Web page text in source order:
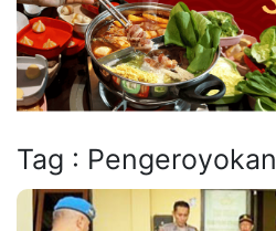
Tag : Pengeroyokan